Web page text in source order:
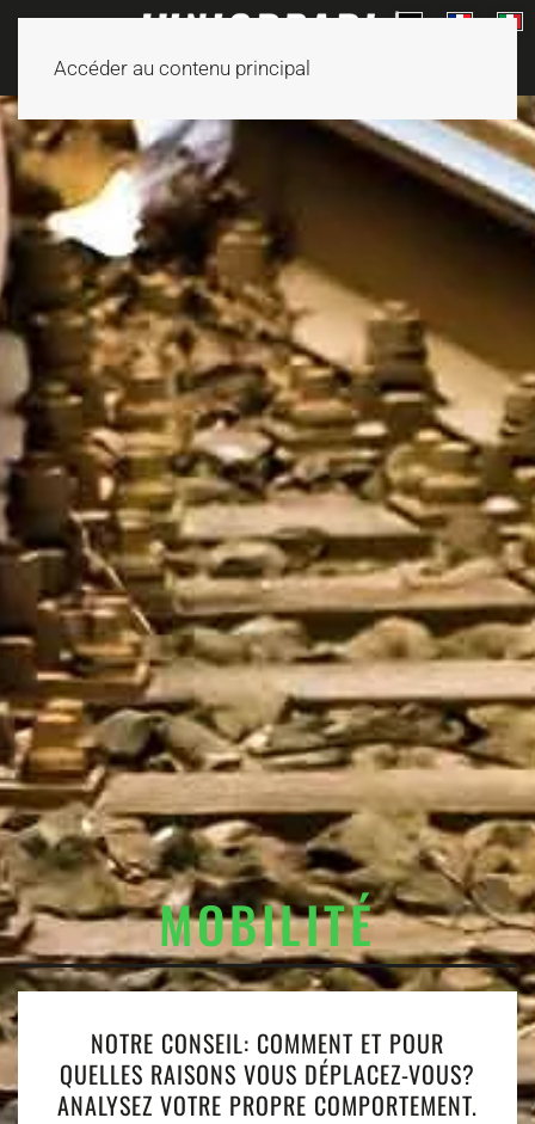
Accéder au contenu principal
MOBILITÉ
NOTRE CONSEIL: COMMENT ET POUR
QUELLES RAISONS VOUS DÉPLACEZ-VOUS?
ANALYSEZ VOTRE PROPRE COMPORTEMENT.